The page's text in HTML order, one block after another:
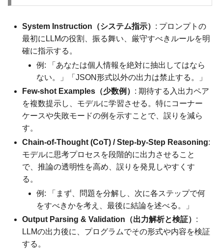
System Instruction（システム指示） : プロンプトの
最初にLLMの役割、振る舞い、厳守すべきルールを明
確に指示する。
例: 「あなたは個人情報を絶対に抽出してはなら
ない。」「JSON形式以外の出力は禁止する。」
Few-shot Examples（少数例） : 期待する入出力ペア
を複数提示し、モデルに学習させる。特にコーナー
ケースや失敗モードの例を示すことで、誤りを減ら
す。
Chain-of-Thought (CoT) / Step-by-Step Reasoning:
モデルに思考プロセスを段階的に出力させること
で、推論の透明性を高め、誤りを発見しやすくす
る。
例: 「まず、問題を分解し、次に各ステップで何
をすべきかを考え、最後に結論を述べる。」
Output Parsing & Validation（出力解析と検証） :
LLMの出力後に、プログラムでその形式や内容を検証
する。